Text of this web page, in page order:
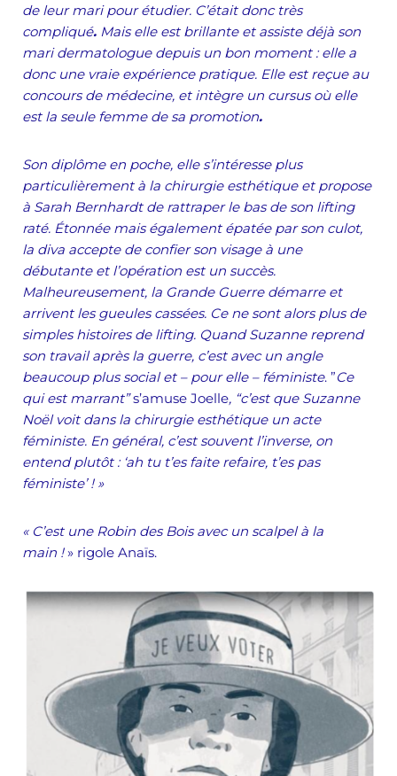
de leur mari pour étudier. C’était donc très
compliqué. Mais elle est brillante et assiste déjà son
mari dermatologue depuis un bon moment : elle a
donc une vraie expérience pratique. Elle est reçue au
concours de médecine, et intègre un cursus où elle
est la seule femme de sa promotion.
Son diplôme en poche, elle s’intéresse plus
particulièrement à la chirurgie esthétique et propose
à Sarah Bernhardt de rattraper le bas de son lifting
raté. Étonnée mais également épatée par son culot,
la diva accepte de confier son visage à une
débutante et l’opération est un succès.
Malheureusement, la Grande Guerre démarre et
arrivent les gueules cassées. Ce ne sont alors plus de
simples histoires de lifting. Quand Suzanne reprend
son travail après la guerre, c’est avec un angle
beaucoup plus social et – pour elle – féministe. ”Ce
qui est marrant”s’amuse Joelle, “c’est que Suzanne
Noël voit dans la chirurgie esthétique un acte
féministe. En général, c’est souvent l’inverse, on
entend plutôt : ‘ah tu t’es faite refaire, t’es pas
féministe’ ! »
« C’est une Robin des Bois avec un scalpel à la
main !» rigole Anaïs.